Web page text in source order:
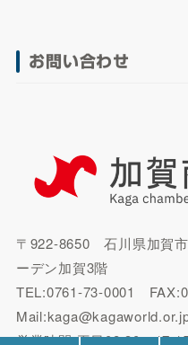
お問い合わせ
〒922-8650 石川県加賀
ーデン加賀3階
TEL:0761-73-0001
営業時間:平日08:30～